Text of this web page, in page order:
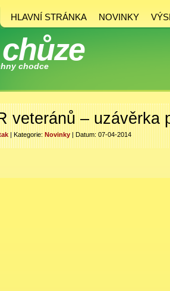
HLAVNÍ STRÁNKA NOVINKY
chodce
veteránů – uzávěrka
| Kategorie: Novinky | Datum: 07-04-2014